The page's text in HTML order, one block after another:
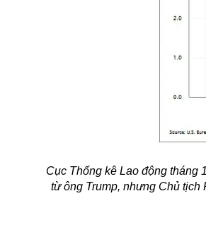
Cục Thống kê Lao động tháng
từ ông Trump, nhưng Chủ tịch